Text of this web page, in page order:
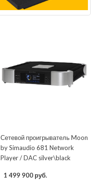
Сетевой проигрыватель Moon
by Simaudio 681 Network
Player / DAC silver\black
1 499 900 руб.